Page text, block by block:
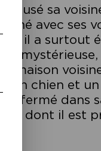
sa
avec ses
il a surtout
maison
un chien et
dans
dont il est